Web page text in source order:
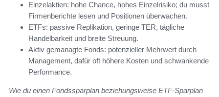
Einzelaktien: hohe Chance, hohes Einzelrisiko; du musst
Firmenberichte lesen und Positionen überwachen.
ETFs: passive Replikation, geringe TER, tägliche
Handelbarkeit und breite Streuung.
Aktiv gemanagte Fonds: potenzieller Mehrwert durch
Management, dafür oft höhere Kosten und schwankende
Performance.
Wie du einen Fondssparplan beziehungsweise ETF-Sparplan